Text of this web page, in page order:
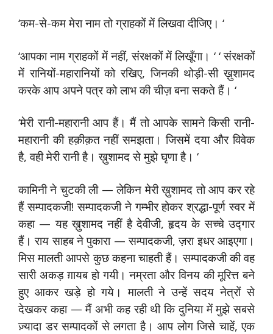
‘कम-से-कम मेरा नाम तो ग्राहकों में लिखवा दीजिए। ‘
‘आपका नाम ग्राहकों में नहीं, संरक्षकों में लिखूँगा। ‘ ‘ संरक्षकों
में रानियों-महारानियों को रखिए, जिनकी थोड़ी-सी ख़ुशामद
करके आप अपने पत्र को लाभ की चीज़ बना सकते हैं। ‘
‘मेरी रानी-महारानी आप हैं। मैं तो आपके सामने किसी रानी-
महारानी की हक़ीक़त नहीं समझता। जिसमें दया और विवेक
है, वही मेरी रानी है। ख़ुशामद से मुझे घृणा है। ‘
कामिनी ने चुटकी ली — लेकिन मेरी ख़ुशामद तो आप कर रहे
हैं सम्पादकजी! सम्पादकजी ने गम्भीर होकर श्रद्धा-पूर्ण स्वर में
कहा — यह ख़ुशामद नहीं है देवीजी, हृदय के सच्चे उद्गार
हैं। राय साहब ने पुकारा — सम्पादकजी, ज़रा इधर आइएगा।
मिस मालती आपसे कुछ कहना चाहती हैं। सम्पादकजी की वह
सारी अकड़ ग़ायब हो गयी। नम्रता और विनय की मूरित्त बने
हुए आकर खड़े हो गये। मालती ने उन्हें सदय नेत्रों से
देखकर कहा — मैं अभी कह रही थी कि दुनिया में मुझे सबसे
ज़्यादा डर सम्पादकों से लगता है। आप लोग जिसे चाहें, एक